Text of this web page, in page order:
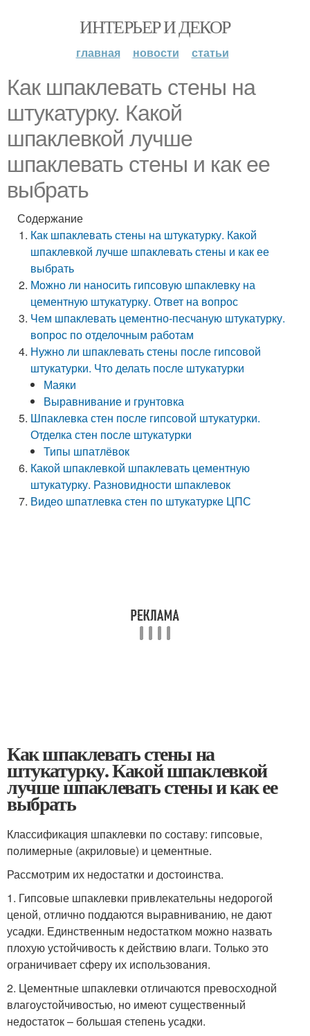
ИНТЕРЬЕР И ДЕКОР
главная новости статьи
Как шпаклевать стены на
штукатурку. Какой
шпаклевкой лучше
шпаклевать стены и как ее
выбрать
Содержание
Как шпаклевать стены на штукатурку. Какой
шпаклевкой лучше шпаклевать стены и как ее
выбрать
Можно ли наносить гипсовую шпаклевку на
цементную штукатурку. Ответ на вопрос
Чем шпаклевать цементно-песчаную штукатурку.
вопрос по отделочным работам
Нужно ли шпаклевать стены после гипсовой
штукатурки. Что делать после штукатурки
Маяки
Выравнивание и грунтовка
Шпаклевка стен после гипсовой штукатурки.
Отделка стен после штукатурки
Типы шпатлёвок
Какой шпаклевкой шпаклевать цементную
штукатурку. Разновидности шпаклевок
Видео шпатлевка стен по штукатурке ЦПС
Как шпаклевать стены на
штукатурку. Какой шпаклевкой
лучше шпаклевать стены и как ее
выбрать
Классификация шпаклевки по составу: гипсовые,
полимерные (акриловые) и цементные.
Рассмотрим их недостатки и достоинства.
1. Гипсовые шпаклевки привлекательны недорогой
ценой, отлично поддаются выравниванию, не дают
усадки. Единственным недостатком можно назвать
плохую устойчивость к действию влаги. Только это
ограничивает сферу их использования.
2. Цементные шпаклевки отличаются превосходной
влагоустойчивостью, но имеют существенный
недостаток – большая степень усадки.